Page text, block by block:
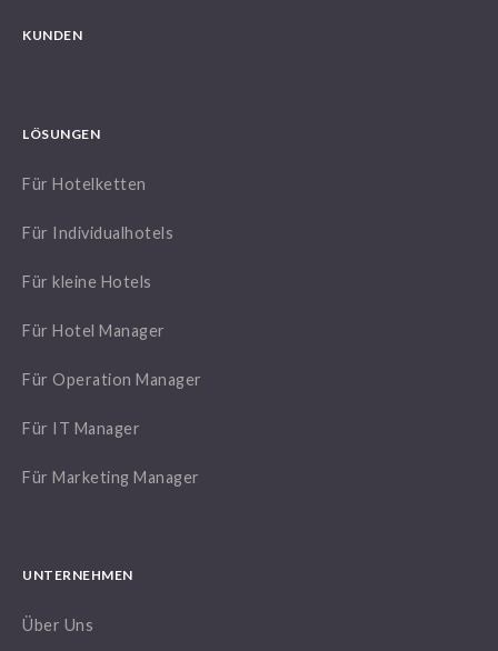
KUNDEN
LÖSUNGEN
Für Hotelketten
Für Individualhotels
Für kleine Hotels
Für Hotel Manager
Für Operation Manager
Für IT Manager
Für Marketing Manager
UNTERNEHMEN
Über Uns